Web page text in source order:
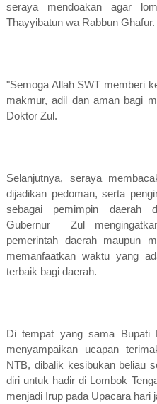
seraya mendoakan agar
Thayyibatun wa Rabbun Ghafur.
"Semoga Allah SWT memberi
makmur, adil dan aman bagi
Doktor Zul.
Selanjutnya, seraya
dijadikan pedoman, serta
sebagai pemimpin daerah
Gubernur
Zul
pemerintah daerah maupun
memanfaatkan waktu yang
terbaik bagi daerah.
Di tempat yang sama Bupati
menyampaikan ucapan
NTB, dibalik kesibukan beliau
diri untuk hadir di Lombok
menjadi Irup pada Upacara hari